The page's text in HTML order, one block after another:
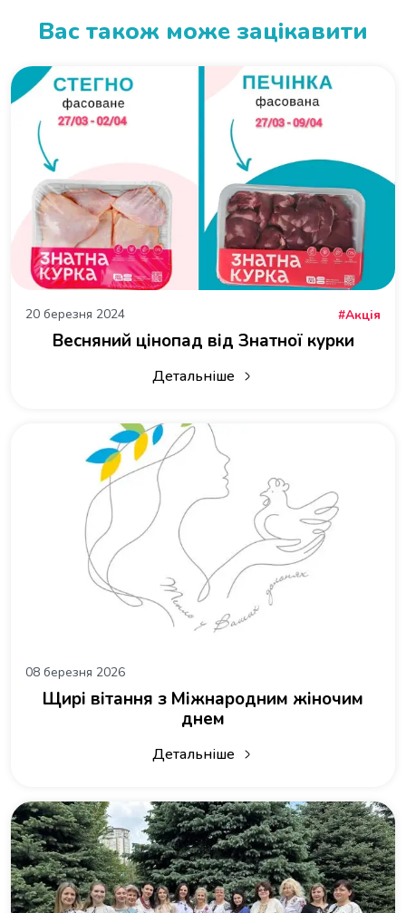
Вас також може зацікавити
20 березня 2024 Акція
Весняний цінопад від Знатної курки
Детальніше
про Весняний цінопад від Знатної
08 березня 2026
Щирі вітання з Міжнародним жіночим
днем
Детальніше
про Щирі вітання з Міжнародним